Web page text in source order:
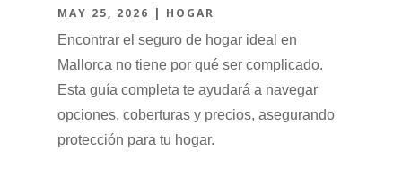
MAY 25, 2026 | HOGAR
Encontrar el seguro de hogar ideal en
Mallorca no tiene por qué ser complicado.
Esta guía completa te ayudará a navegar
opciones, coberturas y precios, asegurando
protección para tu hogar.